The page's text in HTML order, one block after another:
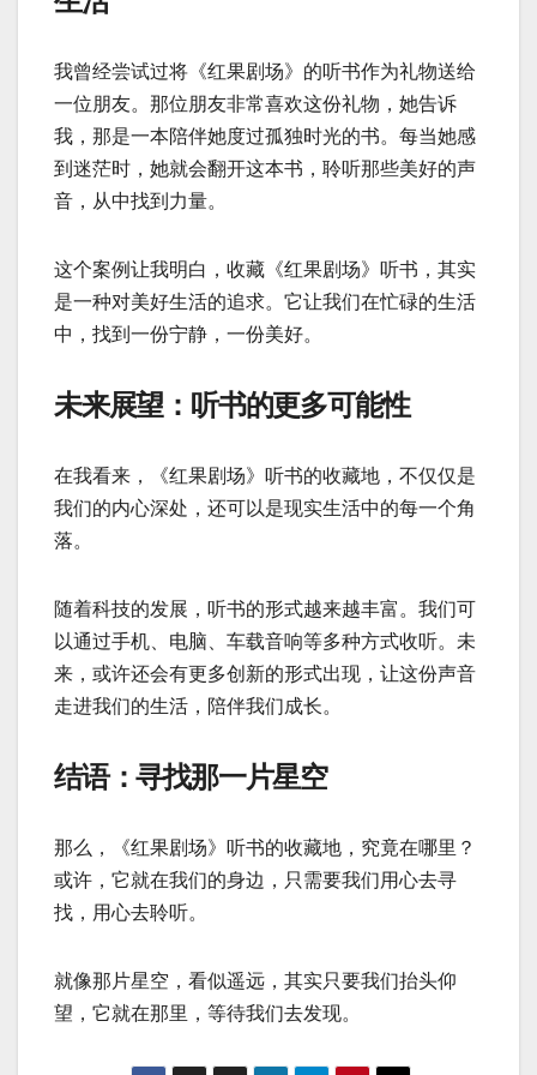
我曾经尝试过将《红果剧场》的听书作为礼物送给
一位朋友。那位朋友非常喜欢这份礼物，她告诉
我，那是一本陪伴她度过孤独时光的书。每当她感
到迷茫时，她就会翻开这本书，聆听那些美好的声
音，从中找到力量。
这个案例让我明白，收藏《红果剧场》听书，其实
是一种对美好生活的追求。它让我们在忙碌的生活
中，找到一份宁静，一份美好。
未来展望：听书的更多可能性
在我看来，《红果剧场》听书的收藏地，不仅仅是
我们的内心深处，还可以是现实生活中的每一个角
落。
随着科技的发展，听书的形式越来越丰富。我们可
以通过手机、电脑、车载音响等多种方式收听。未
来，或许还会有更多创新的形式出现，让这份声音
走进我们的生活，陪伴我们成长。
结语：寻找那一片星空
那么，《红果剧场》听书的收藏地，究竟在哪里？
或许，它就在我们的身边，只需要我们用心去寻
找，用心去聆听。
就像那片星空，看似遥远，其实只要我们抬头仰
望，它就在那里，等待我们去发现。